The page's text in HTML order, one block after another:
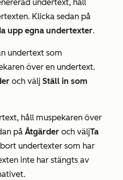
undertext, håll
Klicka sedan på
upp egna undertexter.
undertext som
över en undertext.
och välj Ställ in som
håll muspekaren över
på Åtgärder och väljTa
undertexter som har
inte har stängts av